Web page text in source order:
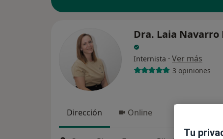
Dra. Laia Navarro
Internista · Ver más
3 opiniones
Dirección Online
Tu